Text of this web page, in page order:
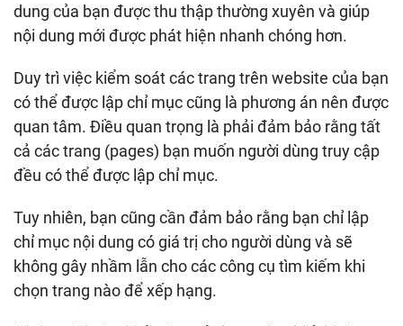
dung của bạn được thu thập thường xuyên và giúp
nội dung mới được phát hiện nhanh chóng hơn.
Duy trì việc kiểm soát các trang trên website của bạn
có thể được lập chỉ mục cũng là phương án nên được
quan tâm. Điều quan trọng là phải đảm bảo rằng tất
cả các trang (pages) bạn muốn người dùng truy cập
đều có thể được lập chỉ mục.
Tuy nhiên, bạn cũng cần đảm bảo rằng bạn chỉ lập
chỉ mục nội dung có giá trị cho người dùng và sẽ
không gây nhầm lẫn cho các công cụ tìm kiếm khi
chọn trang nào để xếp hạng.